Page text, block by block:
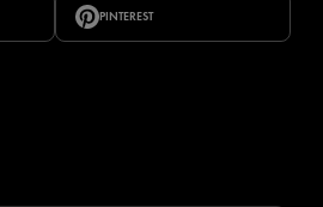
PINTEREST